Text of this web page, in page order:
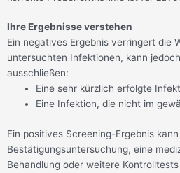
Ihre Ergebnisse verstehen
Ein negatives Ergebnis verringert die
untersuchten Infektionen, kann
ausschließen:
Eine sehr kürzlich erfolgte
Eine Infektion, die nicht im
Ein positives Screening-Ergebnis
Bestätigungsuntersuchung, eine
Behandlung oder weitere